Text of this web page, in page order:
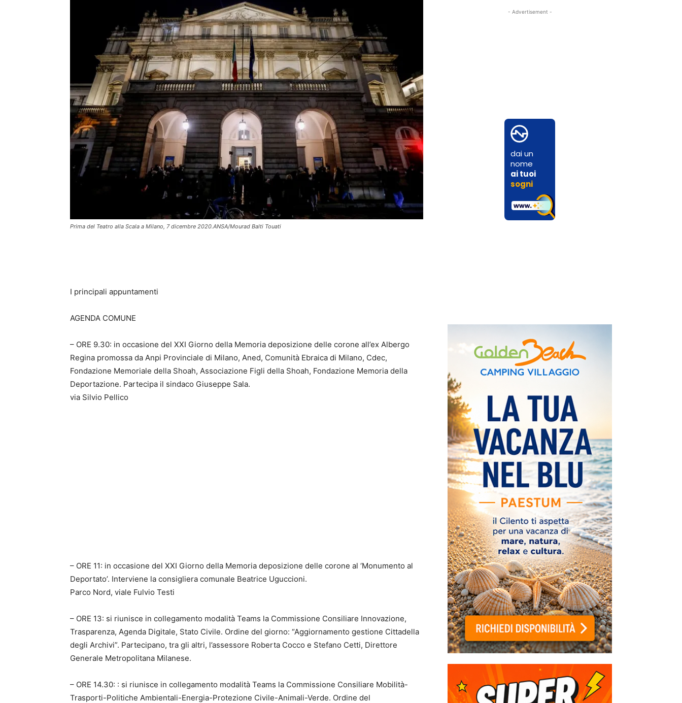
Prima del Teatro alla Scala a Milano, 7 dicembre 2020.ANSA/Mourad Balti Touati
I principali appuntamenti
AGENDA COMUNE
– ORE 9.30: in occasione del XXI Giorno della Memoria deposizione delle corone all’ex Albergo
Regina promossa da Anpi Provinciale di Milano, Aned, Comunità Ebraica di Milano, Cdec,
Fondazione Memoriale della Shoah, Associazione Figli della Shoah, Fondazione Memoria della
Deportazione. Partecipa il sindaco Giuseppe Sala.
via Silvio Pellico
– ORE 11: in occasione del XXI Giorno della Memoria deposizione delle corone al ‘Monumento al
Deportato’. Interviene la consigliera comunale Beatrice Uguccioni.
Parco Nord, viale Fulvio Testi
– ORE 13: si riunisce in collegamento modalità Teams la Commissione Consiliare Innovazione,
Trasparenza, Agenda Digitale, Stato Civile. Ordine del giorno: “Aggiornamento gestione Cittadella
degli Archivi”. Partecipano, tra gli altri, l’assessore Roberta Cocco e Stefano Cetti, Direttore
Generale Metropolitana Milanese.
– ORE 14.30: : si riunisce in collegamento modalità Teams la Commissione Consiliare Mobilità-
Trasporti-Politiche Ambientali-Energia-Protezione Civile-Animali-Verde. Ordine del
- Advertisement -